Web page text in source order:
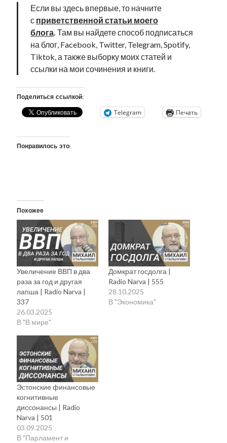
рийгикогу россия русский роман
русскоязычное образование сми ссср стенограмма
т.х. ильвес танк фотоотчет экономика экономика эстонии
эстония эстонский язык
Михаил Стальнухин:
mstalnuhhin@gmail.com
Если вы здесь впервые, то начните
с приветственной статьи моего
блога. Там вы найдете способ подписаться
на блог, Facebook, Twitter, Telegram, Spotify,
Tiktok, а также выборку моих статей и
ссылки на мои сочинения и книги.
Поделиться ссылкой:
Telegram Печать
Понравилось это:
Похожее
Увеличение ВВП в два
раза за год и другая
лапша | Radio Narva |
337
26.03.2025
В "В мире"
Домкрат госдолга |
Radio Narva | 555
28.10.2025
В "Экономика"
Эстонские финансовые
когнитивные
диссонансы | Radio
Narva | 501
03.09.2025
В "Парламент и